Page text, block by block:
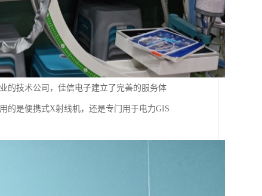
的技术公司，佳信电子建立了完善的服务体
的是便携式X射线机，还是专门用于电力GIS